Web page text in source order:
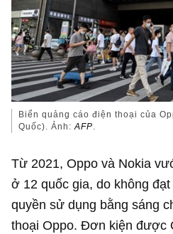
Biển quảng cáo điện thoại của
Quốc). Ảnh:AFP.
Từ 2021, Oppo và Nokia
ở 12 quốc gia, do không
quyền sử dụng bằng sáng
thoại Oppo. Đơn kiện được